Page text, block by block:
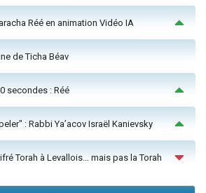
Réé en animation Vidéo IA
de Ticha Béav
secondes : Réé
: Rabbi Ya’acov Israël Kanievsky
Torah à Levallois… mais pas la Torah